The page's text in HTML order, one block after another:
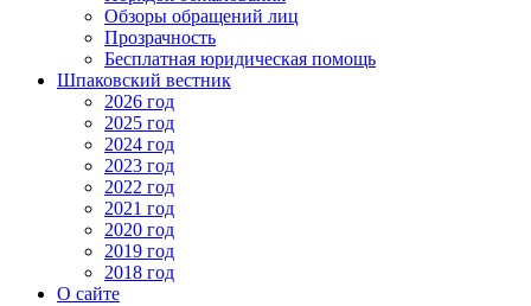
Обзоры обращений лиц
Прозрачность
Бесплатная юридическая помощь
Шпаковский вестник
2026 год
2025 год
2024 год
2023 год
2022 год
2021 год
2020 год
2019 год
2018 год
О сайте